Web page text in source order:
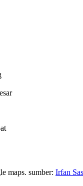
maps. sumber: Irfan